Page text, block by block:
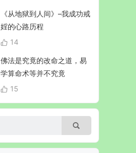
《从地狱到人间》–我成功戒
婬的心路历程
14
佛法是究竟的改命之道，易
学算命术等并不究竟
15